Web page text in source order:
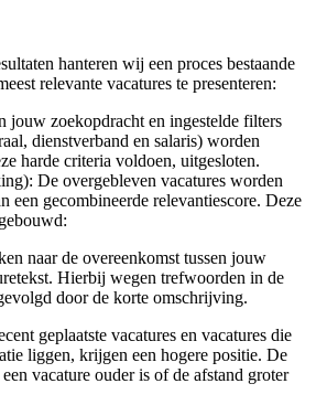
hanteren wij een proces bestaande
relevante vacatures te presenteren:
jouw zoekopdracht en ingestelde filters
dienstverband en salaris) worden
harde criteria voldoen, uitgesloten.
De overgebleven vacatures worden
een gecombineerde relevantiescore. Deze
naar de overeenkomst tussen jouw
Hierbij wegen trefwoorden in de
door de korte omschrijving.
geplaatste vacatures en vacatures die
liggen, krijgen een hogere positie. De
vacature ouder is of de afstand groter